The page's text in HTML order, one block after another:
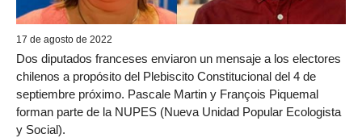
17 de agosto de 2022
Dos diputados franceses enviaron un mensaje a los electores
chilenos a propósito del Plebiscito Constitucional del 4 de
septiembre próximo. Pascale Martin y François Piquemal
forman parte de la NUPES (Nueva Unidad Popular Ecologista
y Social).